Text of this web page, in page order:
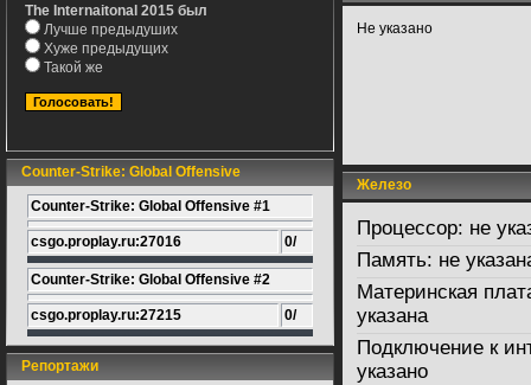
The Internaitonal 2015 был
Лучше предыдуших
Хуже предыдущих
Такой же
Counter-Strike: Global Offensive
Counter-Strike: Global Offensive #1
csgo.proplay.ru:27016 0/
Counter-Strike: Global Offensive #2
csgo.proplay.ru:27215 0/
Репортажи
Не указано
Железо
Процессор: не
Память: не
Материнская
указана
Подключение к
указано